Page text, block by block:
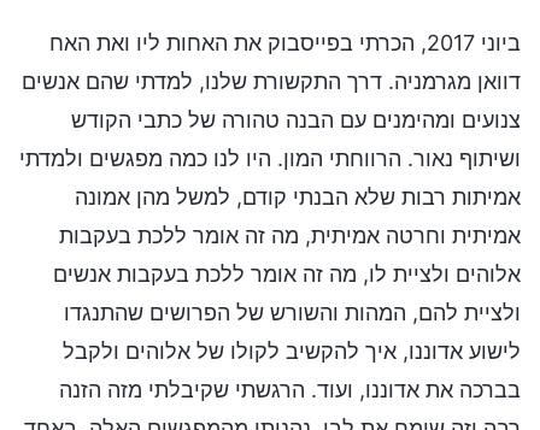
ביוני 2017, הכרתי בפייסבוק את האחות ליו ואת האח
דוואן מגרמניה. דרך התקשורת שלנו, למדתי שהם אנשים
צנועים ומהימנים עם הבנה טהורה של כתבי הקודש
ושיתוף נאור. הרווחתי המון. היו לנו כמה מפגשים ולמדתי
אמיתות רבות שלא הבנתי קודם, למשל מהן אמונה
אמיתית וחרטה אמיתית, מה זה אומר ללכת בעקבות
אלוהים ולציית לו, מה זה אומר ללכת בעקבות אנשים
ולציית להם, המהות והשורש של הפרושים שהתנגדו
לישוע אדוננו, איך להקשיב לקולו של אלוהים ולקבל
בברכה את אדוננו, ועוד. הרגשתי שקיבלתי מזה הזנה